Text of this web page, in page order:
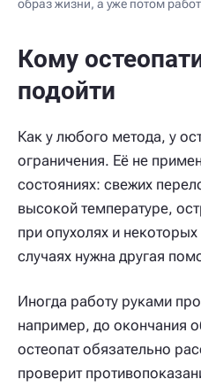
образ жизни, а уже потом
Кому
подойти
Как у любого метода, у
ограничения. Её не
состояниях: свежих
высокой температуре,
при опухолях и
случаях нужна другая
Иногда работу руками
например, до окончания
остеопат обязательно
проверит